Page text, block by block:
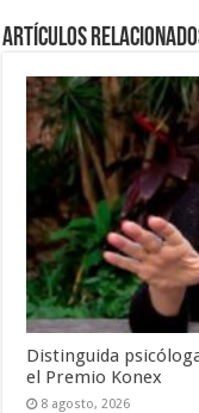
Artículos
Distinguida
el Premio Konex
8 agosto, 2026